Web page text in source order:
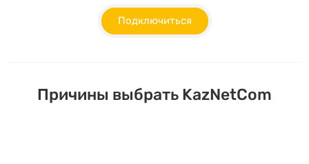
Подключиться
Причины выбрать KazNetCom